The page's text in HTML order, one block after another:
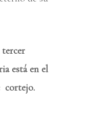
está en el
cortejo.